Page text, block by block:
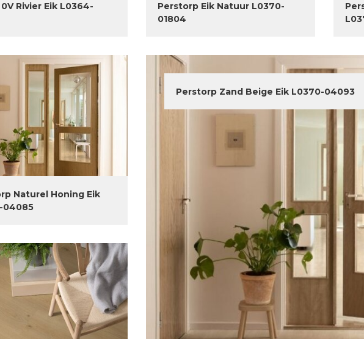
Rivier Eik L0364-
Perstorp Eik Natuur L0370-
01804
Naturel Honing Eik
04085
Perstorp Zand Beige Eik L0370-04093